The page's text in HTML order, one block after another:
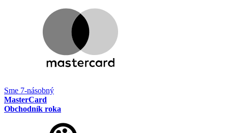
Sme 7-násobný
MasterCard
Obchodník roka